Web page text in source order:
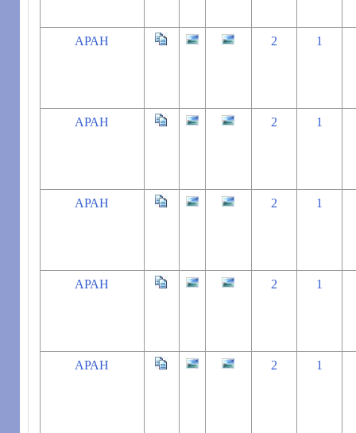
АРАН 2 1
АРАН 2 1
АРАН 2 1
АРАН 2 1
АРАН 2 1